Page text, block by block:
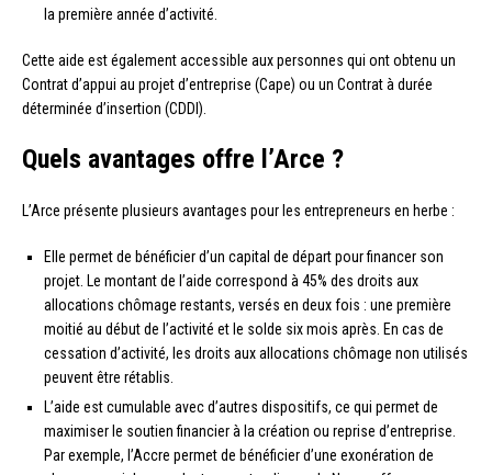
la première année d’activité.
Cette aide est également accessible aux personnes qui ont obtenu un
Contrat d’appui au projet d’entreprise (Cape) ou un Contrat à durée
déterminée d’insertion (CDDI).
Quels avantages offre l’Arce ?
L’Arce présente plusieurs avantages pour les entrepreneurs en herbe :
Elle permet de bénéficier d’un capital de départ pour financer son
projet. Le montant de l’aide correspond à 45% des droits aux
allocations chômage restants, versés en deux fois : une première
moitié au début de l’activité et le solde six mois après. En cas de
cessation d’activité, les droits aux allocations chômage non utilisés
peuvent être rétablis.
L’aide est cumulable avec d’autres dispositifs, ce qui permet de
maximiser le soutien financier à la création ou reprise d’entreprise.
Par exemple, l’Accre permet de bénéficier d’une exonération de